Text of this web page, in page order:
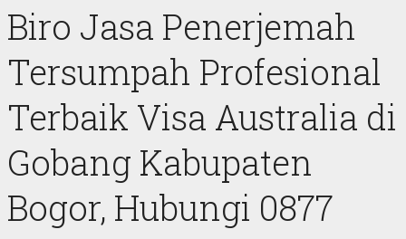
Biro Jasa Penerjemah
Tersumpah Profesional
Terbaik Visa Australia di
Gobang Kabupaten
Bogor, Hubungi 0877